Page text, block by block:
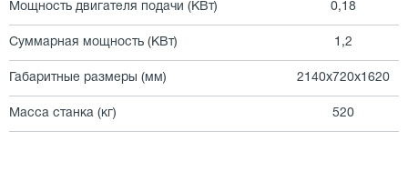
Мощность двигателя подачи (КВт) 0,18
Суммарная мощность (КВт) 1,2
Габаритные размеры (мм) 2140х720х1620
Масса станка (кг) 520